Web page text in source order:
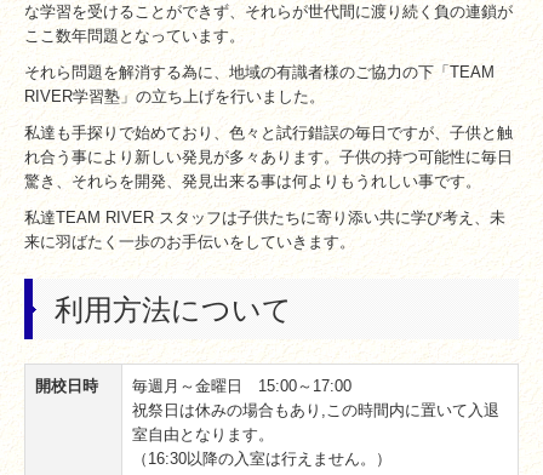
な学習を受けることができず、それらが世代間に渡り続く負の連鎖が
ここ数年問題となっています。
それら問題を解消する為に、地域の有識者様のご協力の下「TEAM
RIVER学習塾」の立ち上げを行いました。
私達も手探りで始めており、色々と試行錯誤の毎日ですが、子供と触
れ合う事により新しい発見が多々あります。子供の持つ可能性に毎日
驚き、それらを開発、発見出来る事は何よりもうれしい事です。
私達TEAM RIVER スタッフは子供たちに寄り添い共に学び考え、未
来に羽ばたく一歩のお手伝いをしていきます。
利用方法について
開校日時
毎週月～金曜日 15:00～17:00
祝祭日は休みの場合もあり,この時間内に置いて入退
室自由となります。
（16:30以降の入室は行えません。）